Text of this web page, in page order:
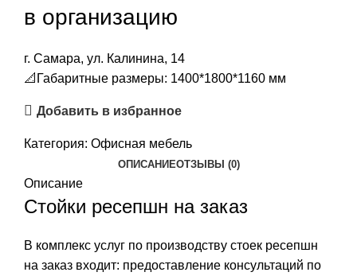
в организацию
г. Самара, ул. Калинина, 14
📐Габаритные размеры: 1400*1800*1160 мм
Добавить в избранное
Категория: Офисная мебель
ОПИСАНИЕОТЗЫВЫ (0)
Описание
Стойки ресепшн на заказ
В комплекс услуг по производству стоек ресепшн
на заказ входит: предоставление консультаций по